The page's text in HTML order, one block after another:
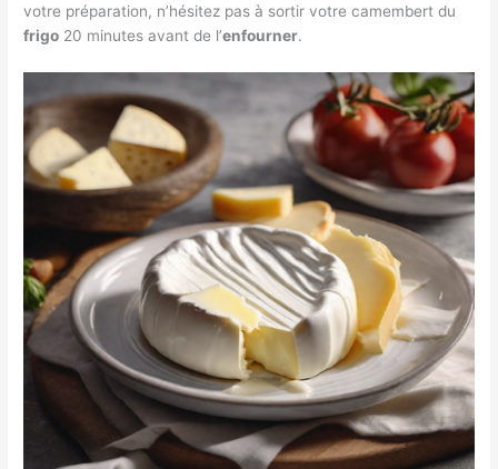
votre préparation, n’hésitez pas à sortir votre camembert du
frigo 20 minutes avant de l’enfourner.